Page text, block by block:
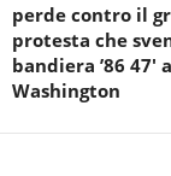
perde contro il
protesta che
bandiera ’86 47′ a
Washington